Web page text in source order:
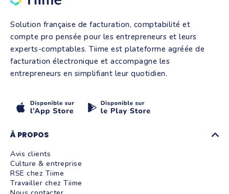
Solution française de facturation, comptabilité et
compte pro pensée pour les entrepreneurs et leurs
experts-comptables. Tiime est plateforme agréée de
facturation électronique et accompagne les
entrepreneurs en simplifiant leur quotidien.
À PROPOS
Avis clients
Culture & entreprise
RSE chez Tiime
Travailler chez Tiime